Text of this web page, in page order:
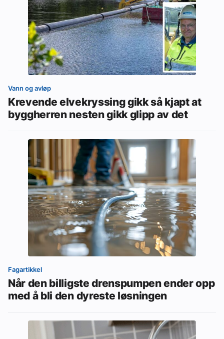
Vann og avløp
Krevende elvekryssing gikk så kjapt at
byggherren nesten gikk glipp av det
Fagartikkel
Når den billigste drenspumpen ender opp
med å bli den dyreste løsningen